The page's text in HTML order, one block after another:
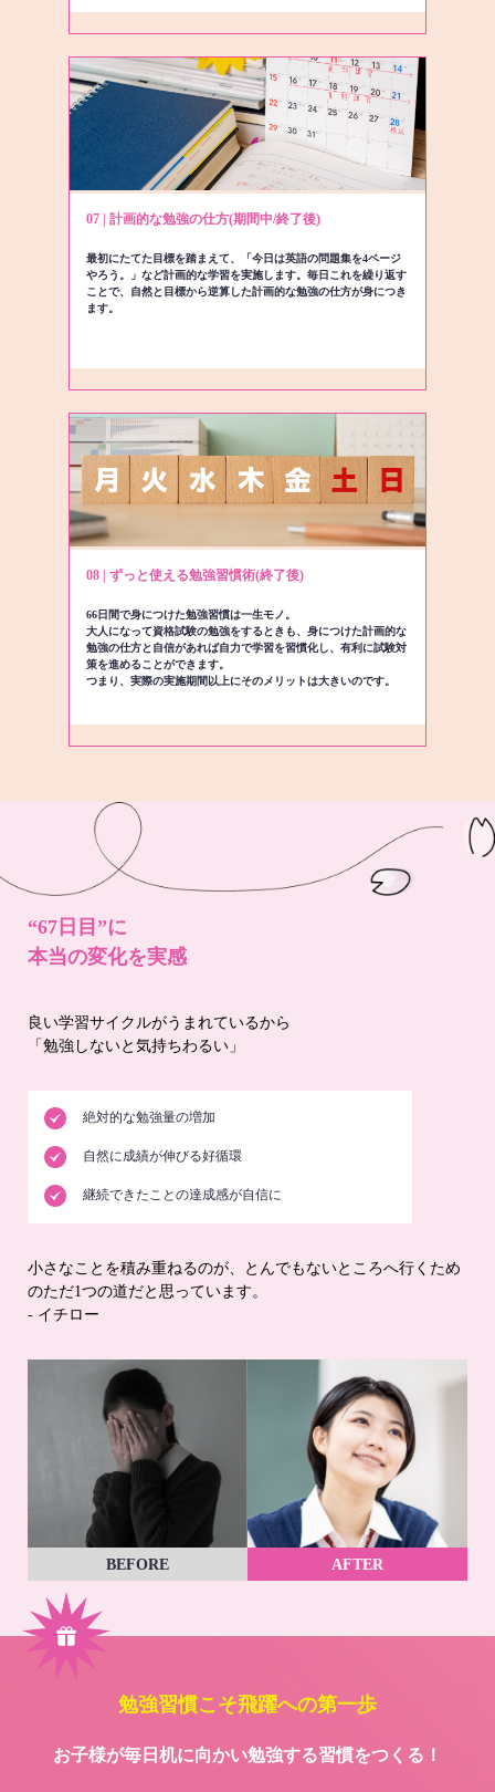
07 | 計画的な勉強の仕方(期間中/終了後)
最初にたてた目標を踏まえて、「今日は英語の問題集を4ページ
やろう。」など計画的な学習を実施します。毎日これを繰り返す
ことで、自然と目標から逆算した計画的な勉強の仕方が身につき
ます。
08 | ずっと使える勉強習慣術(終了後)
66日間で身につけた勉強習慣は一生モノ。
大人になって資格試験の勉強をするときも、身につけた計画的な
勉強の仕方と自信があれば自力で学習を習慣化し、有利に試験対
策を進めることができます。
つまり、実際の実施期間以上にそのメリットは大きいのです。
“67日目”に
本当の変化を実感
良い学習サイクルがうまれているから
「勉強しないと気持ちわるい」
絶対的な勉強量の増加
自然に成績が伸びる好循環
継続できたことの達成感が自信に
小さなことを積み重ねるのが、とんでもないところへ行くため
のただ1つの道だと思っています。
- イチロー
BEFORE AFTER
勉強習慣こそ飛躍への第一歩
お子様が毎日机に向かい勉強する習慣をつくる！